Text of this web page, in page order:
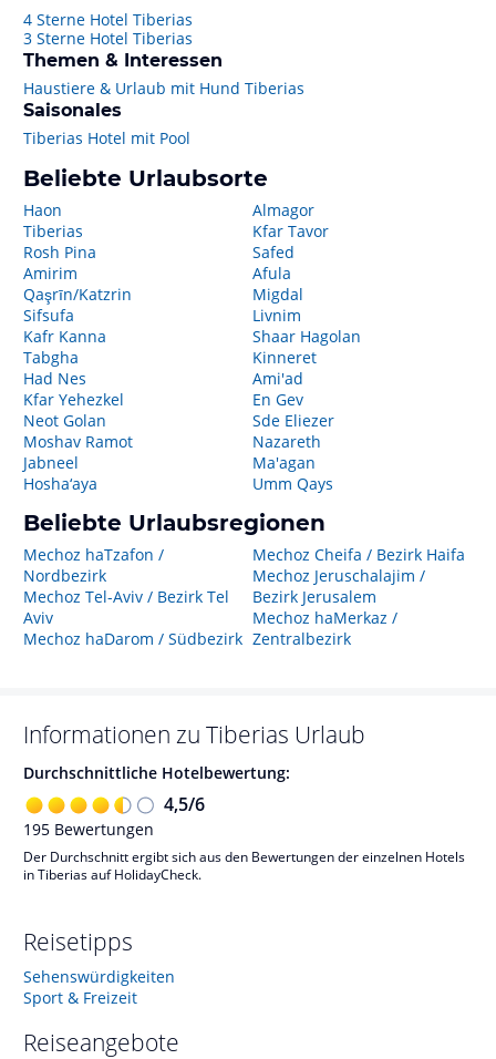
4 Sterne Hotel Tiberias
3 Sterne Hotel Tiberias
Themen & Interessen
Haustiere & Urlaub mit Hund Tiberias
Saisonales
Tiberias Hotel mit Pool
Beliebte Urlaubsorte
Haon
Tiberias
Rosh Pina
Amirim
Qaşrīn/Katzrin
Sifsufa
Kafr Kanna
Tabgha
Had Nes
Kfar Yehezkel
Neot Golan
Moshav Ramot
Jabneel
Hosha‘aya
Almagor
Kfar Tavor
Safed
Afula
Migdal
Livnim
Shaar Hagolan
Kinneret
Ami'ad
En Gev
Sde Eliezer
Nazareth
Ma'agan
Umm Qays
Beliebte Urlaubsregionen
Mechoz haTzafon /
Nordbezirk
Mechoz Tel-Aviv / Bezirk Tel
Aviv
Mechoz haDarom / Südbezirk
Mechoz Cheifa / Bezirk Haifa
Mechoz Jeruschalajim /
Bezirk Jerusalem
Mechoz haMerkaz /
Zentralbezirk
Informationen zu Tiberias Urlaub
Durchschnittliche Hotelbewertung:
4,5/6
195 Bewertungen
Der Durchschnitt ergibt sich aus den Bewertungen der einzelnen Hotels
in Tiberias auf HolidayCheck.
Reisetipps
Sehenswürdigkeiten
Sport & Freizeit
Reiseangebote